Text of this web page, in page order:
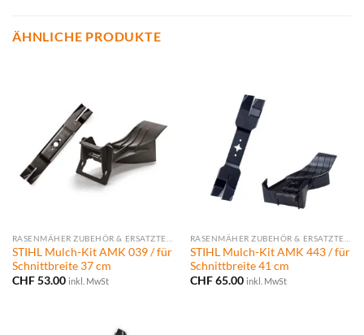
ÄHNLICHE PRODUKTE
STIHL Mulch-Kit AMK 039 / für
Schnittbreite 37 cm
CHF53.00 inkl. MwSt
STIHL Mulch-Kit AMK 443 / für
Schnittbreite 41 cm
CHF65.00 inkl. MwSt